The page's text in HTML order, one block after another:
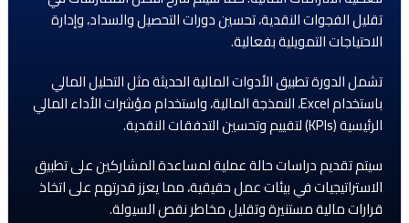
تقليل الفجوات النقدية، تحسين دورات التحصيل والسداد، وإدارة
الاحتياجات التمويلية بفعالية.
تشمل الدورة تطبيق الأدوات المالية الحديثة مثل التحليل المالي
باستخدام Excel، النمذجة المالية، واستخدام مؤشرات الأداء المالي
الرئيسية (KPIs) لتقييم وتحسين التدفقات النقدية.
سيتم تقديم دراسات حالة عملية لمساعدة المشاركين على تطبيق
الاستراتيجيات في بيئات عمل حقيقية، مما يعزز قدرتهم على اتخاذ
قرارات مالية مستنيرة وتقليل مخاطر نقص السيولة.